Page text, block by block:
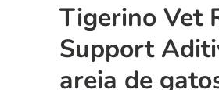
Tigerino Vet
Support
areia de